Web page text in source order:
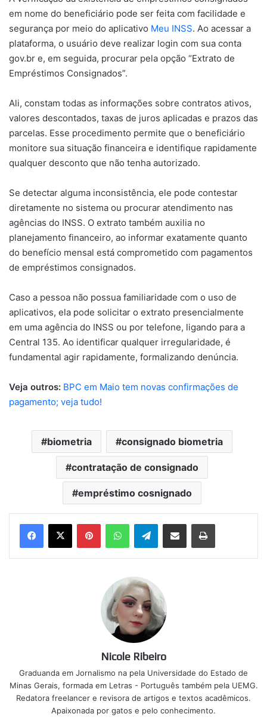
em nome do beneficiário pode ser feita com facilidade e
segurança por meio do aplicativo Meu INSS. Ao acessar a
plataforma, o usuário deve realizar login com sua conta
gov.br e, em seguida, procurar pela opção “Extrato de
Empréstimos Consignados”.
Ali, constam todas as informações sobre contratos ativos,
valores descontados, taxas de juros aplicadas e prazos das
parcelas. Esse procedimento permite que o beneficiário
monitore sua situação financeira e identifique rapidamente
qualquer desconto que não tenha autorizado.
Se detectar alguma inconsistência, ele pode contestar
diretamente no sistema ou procurar atendimento nas
agências do INSS. O extrato também auxilia no
planejamento financeiro, ao informar exatamente quanto
do benefício mensal está comprometido com pagamentos
de empréstimos consignados.
Caso a pessoa não possua familiaridade com o uso de
aplicativos, ela pode solicitar o extrato presencialmente
em uma agência do INSS ou por telefone, ligando para a
Central 135. Ao identificar qualquer irregularidade, é
fundamental agir rapidamente, formalizando denúncia.
Veja outros: BPC em Maio tem novas confirmações de
pagamento; veja tudo!
biometria consignado biometria
contratação de consignado
empréstimo cosnignado
PinterestWhatsAppTelegramCompartilhar via e-mail Imprimir
Nicole Ribeiro
Graduanda em Jornalismo na pela Universidade do Estado de
Minas Gerais, formada em Letras - Português também pela UEMG.
Redatora freelancer e revisora de artigos e textos acadêmicos.
Apaixonada por gatos e pelo conhecimento.